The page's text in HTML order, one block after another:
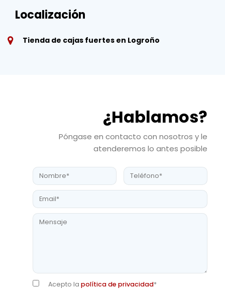
Localización
Tienda de cajas fuertes en Logroño
¿Hablamos?
Póngase en contacto con nosotros y le
atenderemos lo antes posible
Acepto la política de privacidad*